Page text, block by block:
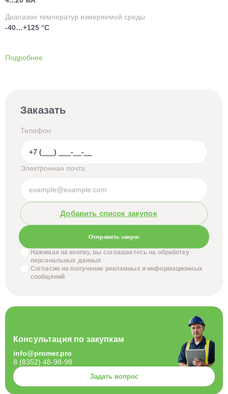
Диапазон температур измеряемой среды
-40…+125 °C
Подробнее
Заказать
Телефон
Электронная почта
Добавить список закупок
Отправить запрос
Нажимая на кнопку, вы соглашаетесь на обработку
персональных данных
Согласие на получение рекламных и информационных
сообщений
Консультация по закупкам
info@promer.pro
8 (8352) 48-98-98
Задать вопрос